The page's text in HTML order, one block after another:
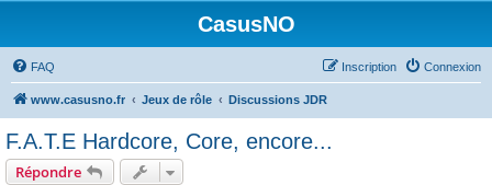
CasusNO
FAQ Connexion
Inscription
www.casusno.fr Jeux de rôle Discussions JDR
F.A.T.E Hardcore, Core, encore...
Répondre